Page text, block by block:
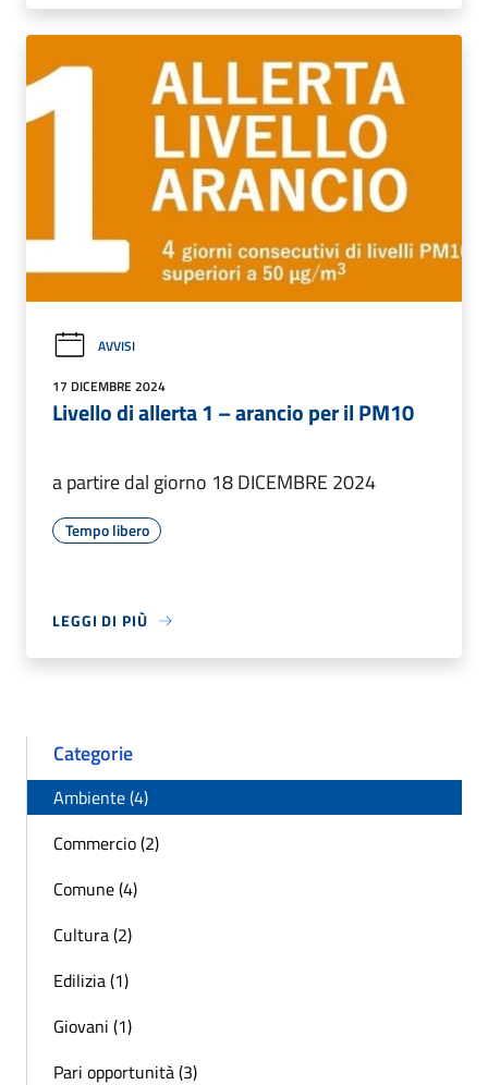
AVVISI
17 DICEMBRE 2024
Livello di allerta 1 – arancio per il PM10
a partire dal giorno 18 DICEMBRE 2024
Tempo libero
LEGGI DI PIÙ
Categorie
Ambiente (4)
Commercio (2)
Comune (4)
Cultura (2)
Edilizia (1)
Giovani (1)
Pari opportunità (3)